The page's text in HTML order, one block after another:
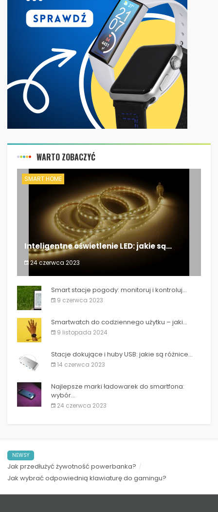
WARTO ZOBACZYĆ
SMART HOME
Inteligentne oświetlenie LED: jakie są...
24 czerwca 2023
Smart stacje pogody: monitoruj i kontroluj...
9 czerwca 2023
Smartwatch do codziennego użytku – jaki...
9 listopada 2024
Stacje dokujące i huby USB: jakie są różnice...
14 czerwca 2023
Najlepsze marki ładowarek do smartfona:
wybór...
24 czerwca 2023
NEWSY
Jak przedłużyć żywotność powerbanka?
Jak wybrać odpowiednią klawiaturę do gamingu?